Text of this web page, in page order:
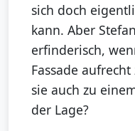
sich doch
kann. Aber
erfinderisch,
Fassade
sie auch zu
der Lage?